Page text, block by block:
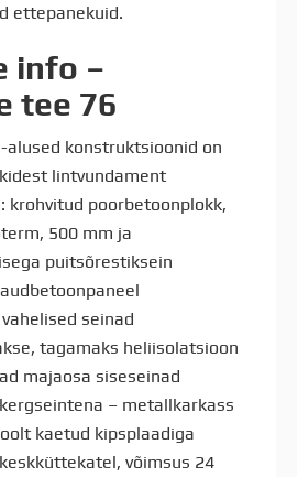
ettepanekuid.
info –
tee 76
alused konstruktsioonid on
lintvundament
krohvitud poorbetoonplokk,
500 mm ja
puitsõrestiksein
seinad
tagamaks heliisolatsioon
majaosa siseseinad
– metallkarkass
kaetud kipsplaadiga
võimsus 24